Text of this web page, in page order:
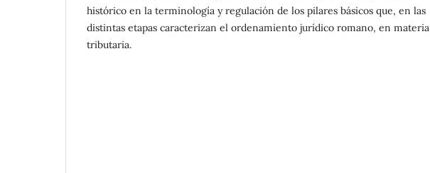
histórico en la terminología y regulación de los pilares básicos que, en las
distintas etapas caracterizan el ordenamiento jurídico romano, en materia
tributaria.